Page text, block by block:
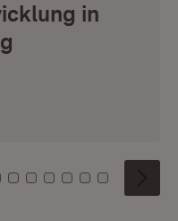
in
4 5 6 7
Kachel: 8
Zu Kachel: 9
Zu Kachel: 10
Zu Kachel: 11
Zu Kachel: 12
Zu Kachel:
Zu